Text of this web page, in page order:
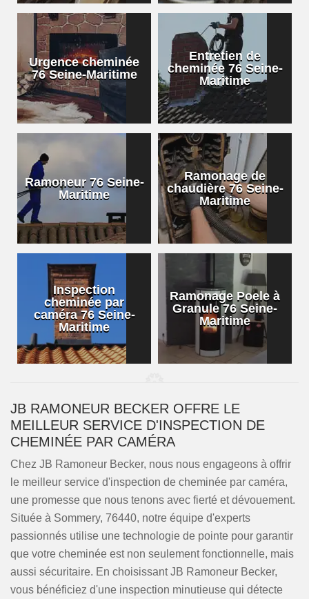
Urgence cheminée
76 Seine-Maritime
Entretien de
cheminée 76 Seine-
Maritime
Ramoneur 76 Seine-
Maritime
Ramonage de
chaudière 76 Seine-
Maritime
Inspection
cheminée par
caméra 76 Seine-
Maritime
Ramonage Poele à
Granule 76 Seine-
Maritime
JB RAMONEUR BECKER OFFRE LE
MEILLEUR SERVICE D'INSPECTION DE
CHEMINÉE PAR CAMÉRA
Chez JB Ramoneur Becker, nous nous engageons à offrir
le meilleur service d'inspection de cheminée par caméra,
une promesse que nous tenons avec fierté et dévouement.
Située à Sommery, 76440, notre équipe d'experts
passionnés utilise une technologie de pointe pour garantir
que votre cheminée est non seulement fonctionnelle, mais
aussi sécuritaire. En choisissant JB Ramoneur Becker,
vous bénéficiez d'une inspection minutieuse qui détecte